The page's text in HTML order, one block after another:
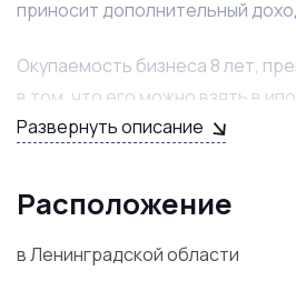
приносит дополнительный
Окупаемость бизнеса 8 лет,
в том, что его можно взять в
в собственность. Подойдет для
Развернуть описание
Расположение
в Ленинградской области